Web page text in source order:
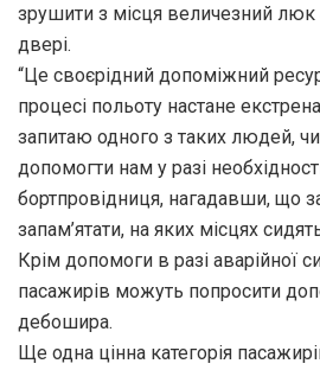
зрушити з місця величезний люк
двері.
“Це своєрідний допоміжний
процесі польоту настане
запитаю одного з таких людей,
допомогти нам у разі
бортпровідниця, нагадавши, що
запам’ятати, на яких місцях
Крім допомоги в разі аварійної
пасажирів можуть попросити
дебошира.
Ще одна цінна категорія